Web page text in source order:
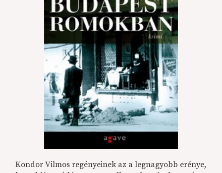
Kondor Vilmos regényeinek az a legnagyobb erénye,